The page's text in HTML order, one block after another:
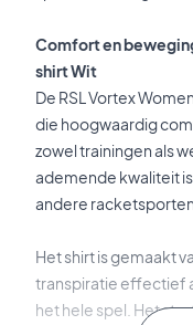
Comfort en
shirt Wit
De RSL Vortex
die hoogwaardig
zowel trainingen als
ademende kwaliteit
andere racketsporten.
Het shirt is gemaakt
transpiratie effectief
het hele spel. Het